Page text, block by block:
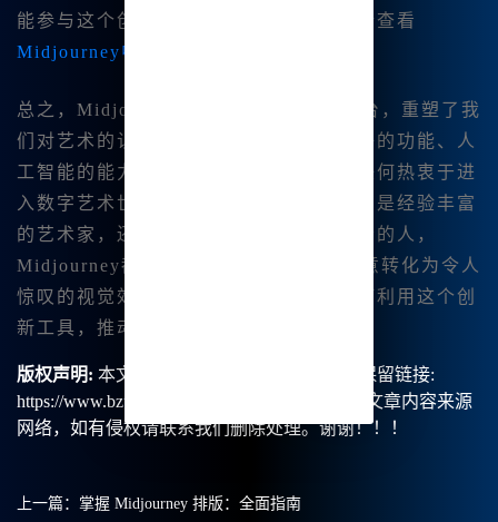
能参与这个创意革命。有关更多细节，请查看
Midjourney中文版
总之，Midjourney作为一个开创性的平台，重塑了我
们对艺术的认知和创作方式。其用户友好的功能、人
工智能的能力和支持性社区，使其成为任何热衷于进
入数字艺术世界的人的宝贵助手。无论您是经验丰富
的艺术家，还是刚刚发现自己创造性声音的人，
Midjourney都提供了无尽的潜力，将创意转化为令人
惊叹的视觉效果。我期待看到其他人如何利用这个创
新工具，推动创意的边界。
版权声明: 本文由【B族智能】原创，转载请保留链接:
https://www.bzu.cn/news/show/3012.html，部分文章内容来源
网络，如有侵权请联系我们删除处理。谢谢！！！
上一篇： 掌握 Midjourney 排版：全面指南